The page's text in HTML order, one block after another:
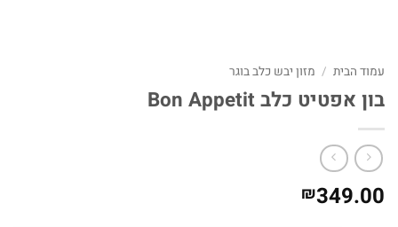
עמוד הבית / מזון יבש כלב בוגר
בון אפטיט כלב Bon Appetit
₪349.00